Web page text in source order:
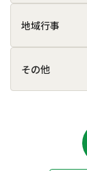
地域行事
その他